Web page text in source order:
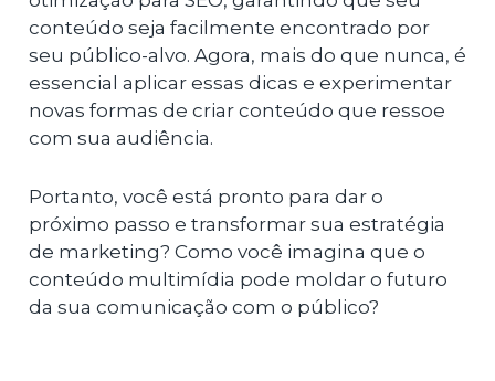
conteúdo seja facilmente encontrado por
seu público-alvo. Agora, mais do que nunca, é
essencial aplicar essas dicas e experimentar
novas formas de criar conteúdo que ressoe
com sua audiência.
Portanto, você está pronto para dar o
próximo passo e transformar sua estratégia
de marketing? Como você imagina que o
conteúdo multimídia pode moldar o futuro
da sua comunicação com o público?